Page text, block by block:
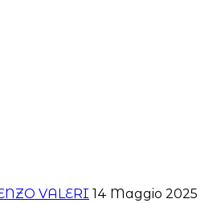
VALERI 14 Maggio 2025